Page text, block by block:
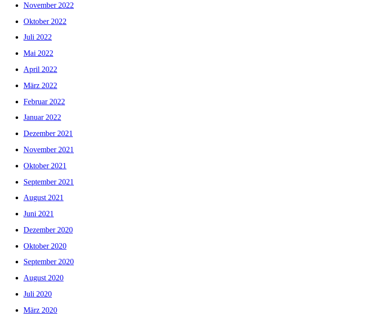
November 2022
Oktober 2022
Juli 2022
Mai 2022
April 2022
März 2022
Februar 2022
Januar 2022
Dezember 2021
November 2021
Oktober 2021
September 2021
August 2021
Juni 2021
Dezember 2020
Oktober 2020
September 2020
August 2020
Juli 2020
März 2020